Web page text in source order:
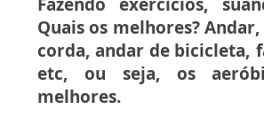
Fazendo exercícios,
Quais os melhores?
corda, andar de bicicleta,
etc, ou seja, os
melhores.